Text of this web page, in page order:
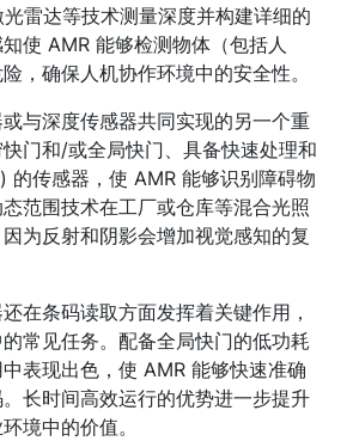
雷达等技术测量深度并构建详细的
使 AMR 能够检测物体（包括人
，确保人机协作环境中的安全性。
与深度传感器共同实现的另一个重
门和/或全局快门、具备快速处理和
的传感器，使 AMR 能够识别障碍物
范围技术在工厂或仓库等混合光照
为反射和阴影会增加视觉感知的复
在条码读取方面发挥着关键作用，
常见任务。配备全局快门的低功耗
表现出色，使 AMR 能够快速准确
长时间高效运行的优势进一步提升
境中的价值。